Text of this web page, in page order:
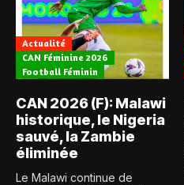
Actualité
CAN Féminine 2026
Football Féminin
CAN 2026 (F): Malawi
historique, le Nigeria
sauvé, la Zambie
éliminée
Le Malawi continue de